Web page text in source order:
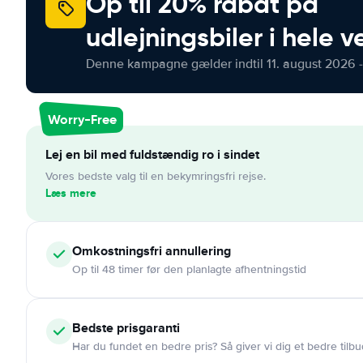
udlejningsbiler i hele
Denne kampagne gælder indtil 11. august 2026
Worry-Free
Lej en bil med fuldstændig ro i sindet
Vores bedste valg til en bekymringsfri rejse.
Læs mere
Omkostningsfri annullering
Op til 48 timer før den planlagte afhentningstid
Bedste prisgaranti
Har du fundet en bedre pris? Så giver vi dig et bedre